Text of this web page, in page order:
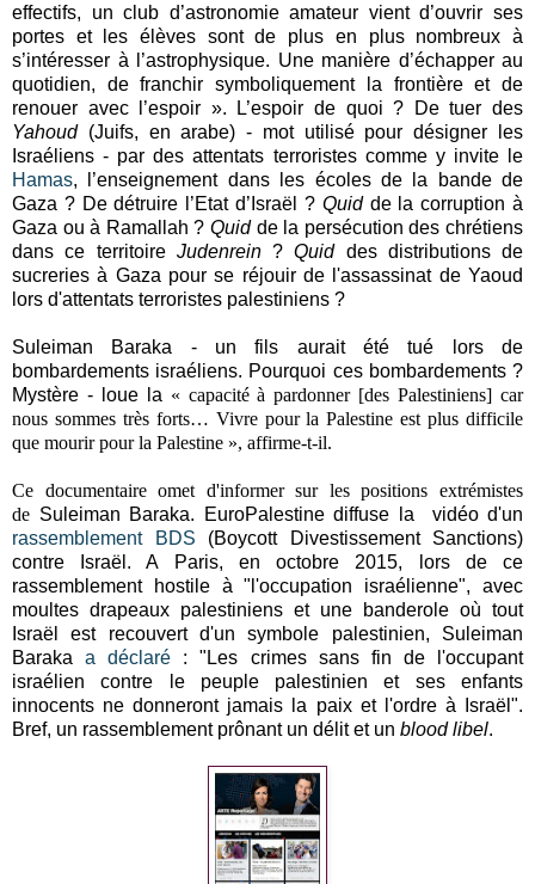
effectifs, un club d’astronomie amateur vient d’ouvrir ses
portes et les élèves sont de plus en plus nombreux à
s’intéresser à l’astrophysique. Une manière d’échapper au
quotidien, de franchir symboliquement la frontière et de
renouer avec l’espoir ». L’espoir de quoi ? De tuer des
Yahoud(Juifs, en arabe) - mot utilisé pour désigner les
Israéliens - par des attentats terroristes comme y invite le
Hamas, l’enseignement dans les écoles de la bande de
Gaza ? De détruire l’Etat d’Israël ? Quid de la corruption à
Gaza ou à Ramallah ? Quid de la persécution des chrétiens
dans ce territoire Judenrein ?Quiddes distributions de
sucreries à Gaza pour se réjouir de l'assassinat de Yaoud
lors d'attentats terroristes palestiniens ?
Suleiman Baraka - un fils aurait été tué lors de
bombardements israéliens. Pourquoi ces bombardements ?
Mystère - loue la « capacité à pardonner [des Palestiniens] car
nous sommes très forts… Vivre pour la Palestine est plus difficile
que mourir pour la Palestine », affirme-t-il.
Ce documentaire omet d'informer sur les positions extrémistes
de Suleiman Baraka. EuroPalestine diffuse la vidéo d'un
rassemblement BDS (Boycott Divestissement Sanctions)
contre Israël. A Paris, en octobre 2015, lors de ce
rassemblement hostile à "l'occupation israélienne", avec
moultes drapeaux palestiniens et une banderole où tout
Israël est recouvert d'un symbole palestinien, Suleiman
Barakaa déclaré : "Les crimes sans fin de l'occupant
israélien contre le peuple palestinien et ses enfants
innocents ne donneront jamais la paix et l'ordre à Israël".
Bref, un rassemblement prônant un délit et un blood libel.